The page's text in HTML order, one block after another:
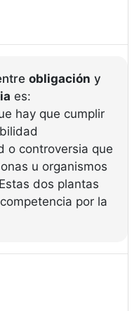
obligación y
es:
hay que cumplir
o controversia que
u organismos
dos plantas
por la